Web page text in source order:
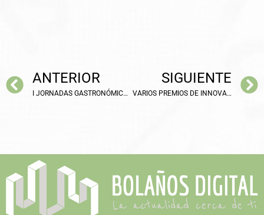
ANTERIOR
I JORNADAS GASTRONÓMICAS EN EFA LA SERNA POR SU XXV ANIVERSARIO
SIGUIENTE
VARIOS PREMIOS DE INNOVACIÓN EDUCATIVA HAN RECAÍDO EN EL CEIP ARZOBISPO CALZADO